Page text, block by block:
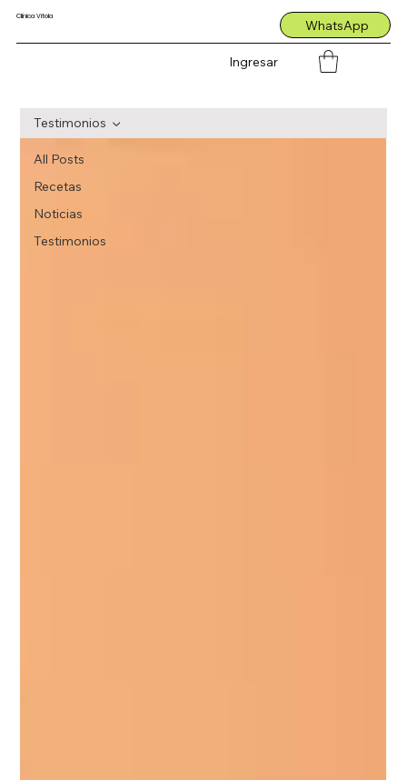
Clínica Vitola
WhatsApp
Ingresar
All Posts
Recetas
Noticias
Testimonios
Testimonios